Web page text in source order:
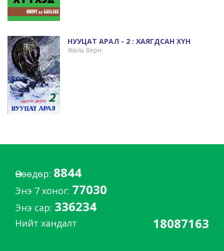
НУУЦАТ АРАЛ - 2 : ХАЯГДСАН ХҮН
Жюль Верн
Өнөөдөр: 8844
Энэ 7 хоног: 77030
Энэ сар: 336234
Нийт хандалт 18087163